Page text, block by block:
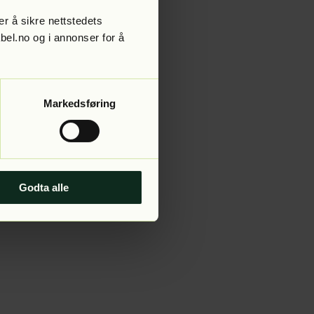
å sikre nettstedets
og i annonser for å
Markedsføring
Godta alle